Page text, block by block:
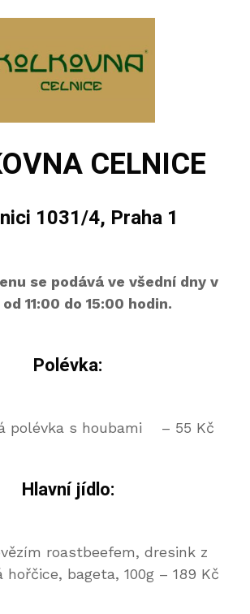
CELNICE
1031/4, Praha 1
se podává ve všední dny v
11:00 do 15:00 hodin.
Polévka:
polévka s houbami – 55 Kč
Hlavní jídlo:
roastbeefem, dresink z
hořčice, bageta, 100g – 189 Kč